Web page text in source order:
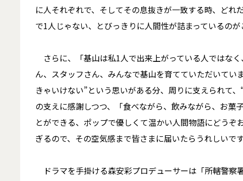
に人それぞれで、そしてその息抜きが一致する時、ど
で1人じゃない、とびっきりに人間性が詰まっているの
さらに、「基山は私1人で出来上がっている人ではな
ん、スタッフさん、みんなで基山を育てていただいてい
きゃいけない”という思いがある分、周りに支えられて
の支えに感謝しつつ、「食べながら、飲みながら、お
とができる、ポップで優しくて温かい人間物語にどう
ぎるので、その空気感まで皆さまに届いたらうれしいで
ドラマを手掛ける森安彩プロデューサーは「所轄警察